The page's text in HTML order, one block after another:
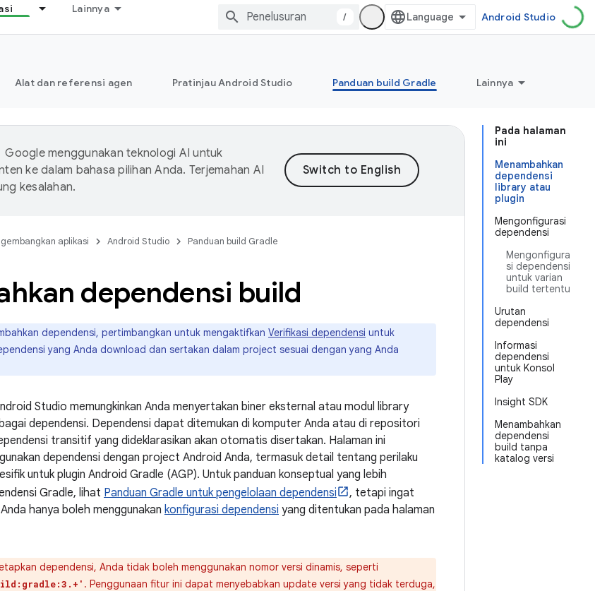
Lainnya
/ Android Studio
Alat dan referensi agen Pratinjau Android Studio Panduan build Gradle Lainnya
Pada halaman
ini
Menambahkan
dependensi
library atau
plugin
Mengonfigurasi
dependensi
Mengonfigura
si dependensi
untuk varian
build tertentu
Urutan
dependensi
Informasi
dependensi
untuk Konsol
Play
Insight SDK
Menambahkan
dependensi
build tanpa
katalog versi
Google menggunakan teknologi AI untuk
ke dalam bahasa pilihan Anda. Terjemahan AI
kesalahan.
aplikasi Android Studio Panduan build Gradle
dependensi build
dependensi, pertimbangkan untuk mengaktifkan Verifikasi dependensi untuk
yang Anda download dan sertakan dalam project sesuai dengan yang Anda
Studio memungkinkan Anda menyertakan biner eksternal atau modul library
dependensi. Dependensi dapat ditemukan di komputer Anda atau di repositori
transitif yang dideklarasikan akan otomatis disertakan. Halaman ini
dependensi dengan project Android Anda, termasuk detail tentang perilaku
untuk plugin Android Gradle (AGP). Untuk panduan konseptual yang lebih
Gradle, lihat Panduan Gradle untuk pengelolaan dependensi
, tetapi ingat
hanya boleh menggunakan konfigurasi dependensi yang ditentukan pada halaman
dependensi, Anda tidak boleh menggunakan nomor versi dinamis, seperti
. Penggunaan fitur ini dapat menyebabkan update versi yang tidak terduga,